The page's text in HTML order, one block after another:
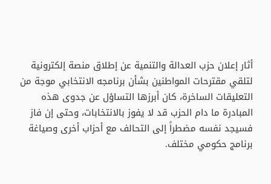
أثار إعلان حزب العدالة والتنمية عن إطلاق منصة إلكترونية
لتلقي مقترحات المواطنين بشأن برنامجه الانتخابي موجة من
التعليقات الساخرة، كان أبرزها التساؤل عن جدوى هذه
المبادرة ما دام الحزب قد لا يفوز بالانتخابات، وحتى إن فاز
فسيجد نفسه مضطراً إلى التحالف مع أحزاب أخرى وصياغة
برنامج حكومي مختلف.